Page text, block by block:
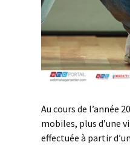
Au cours de l’année
mobiles, plus d’une
effectuée à partir